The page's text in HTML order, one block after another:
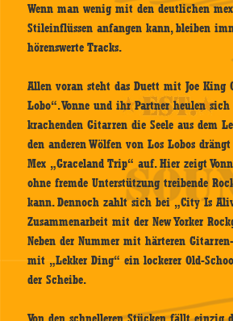
Wenn man wenig mit den deutlichen
Stileinflüssen anfangen kann, bleiben
hörenswerte Tracks.
Allen voran steht das Duett mit Joe King
Lobo“. Vonne und ihr Partner heulen
krachenden Gitarren die Seele aus dem
den anderen Wölfen von Los Lobos
Mex „Graceland Trip“ auf. Hier zeigt
ohne fremde Unterstützung treibende
kann. Dennoch zahlt sich bei „City Is
Zusammenarbeit mit der New Yorker
Neben der Nummer mit härteren
mit „Lekker Ding“ ein lockerer Old-
der Scheibe.